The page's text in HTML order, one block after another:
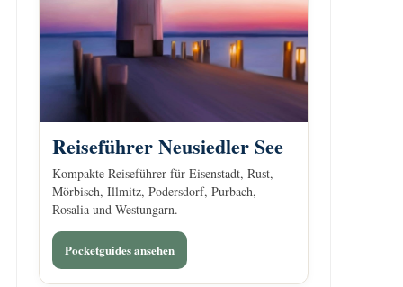
Reiseführer Neusiedler See
Kompakte Reiseführer für Eisenstadt, Rust,
Mörbisch, Illmitz, Podersdorf, Purbach,
Rosalia und Westungarn.
Pocketguides ansehen